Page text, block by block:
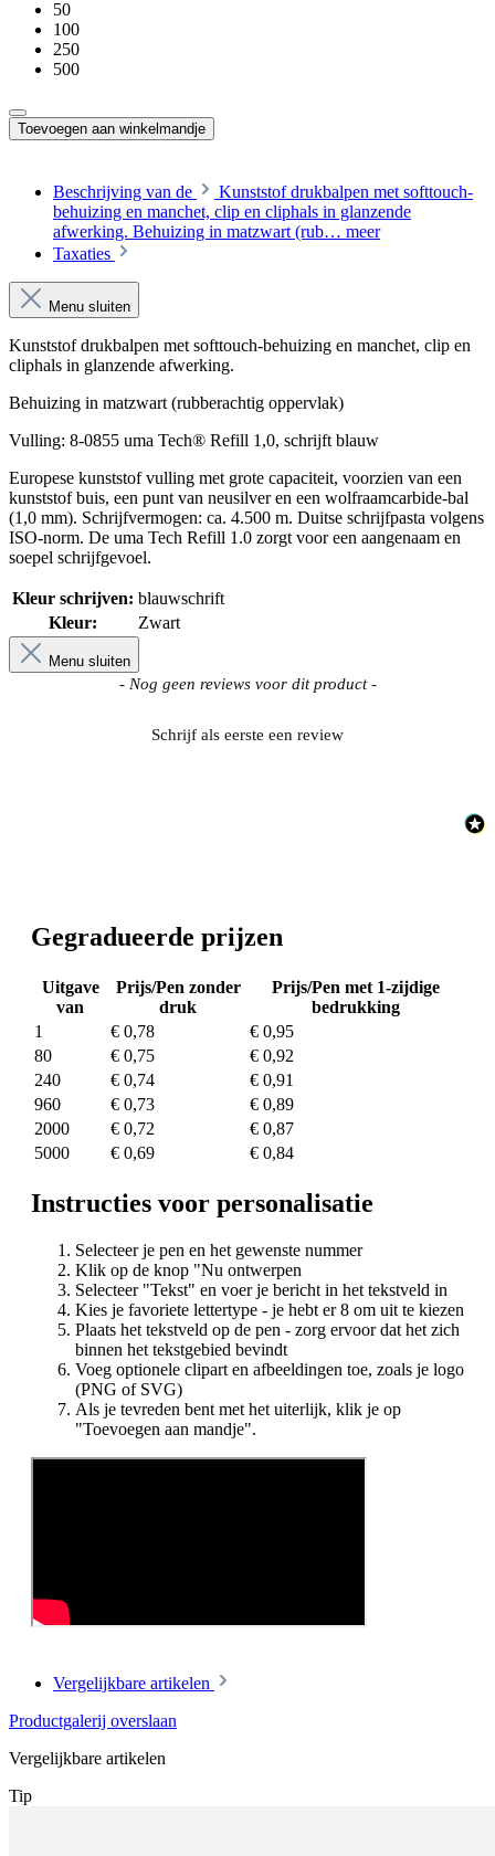
50
100
250
500
Toevoegen aan winkelmandje
Beschrijving van de
Kunststof drukbalpen met softtouch-
behuizing en manchet, clip en cliphals in glanzende
afwerking. Behuizing in matzwart (rub… meer
Taxaties
Menu sluiten
Kunststof drukbalpen met softtouch-behuizing en manchet, clip en
cliphals in glanzende afwerking.
Behuizing in matzwart (rubberachtig oppervlak)
Vulling: 8-0855 uma Tech® Refill 1,0, schrijft blauw
Europese kunststof vulling met grote capaciteit, voorzien van een
kunststof buis, een punt van neusilver en een wolfraamcarbide-bal
(1,0 mm). Schrijfvermogen: ca. 4.500 m. Duitse schrijfpasta volgens
ISO-norm. De uma Tech Refill 1.0 zorgt voor een aangenaam en
soepel schrijfgevoel.
Kleur schrijven: blauwschrift
Kleur:
Zwart
Menu sluiten
- Nog geen reviews voor dit product -
Schrijf als eerste een review
New content loaded
Gegradueerde prijzen
Uitgave
van
Prijs/Pen zonder
druk
Prijs/Pen met 1-zijdige
bedrukking
1
€ 0,78
€ 0,95
80
€ 0,75
€ 0,92
240
€ 0,74
€ 0,91
960
€ 0,73
€ 0,89
2000
€ 0,72
€ 0,87
5000
€ 0,69 € 0,84
Instructies voor personalisatie
Selecteer je pen en het gewenste nummer
Klik op de knop "Nu ontwerpen
Selecteer "Tekst" en voer je bericht in het tekstveld in
Kies je favoriete lettertype - je hebt er 8 om uit te kiezen
Plaats het tekstveld op de pen - zorg ervoor dat het zich
binnen het tekstgebied bevindt
Voeg optionele clipart en afbeeldingen toe, zoals je logo
(PNG of SVG)
Als je tevreden bent met het uiterlijk, klik je op
"Toevoegen aan mandje".
Vergelijkbare artikelen
Productgalerij overslaan
Vergelijkbare artikelen
Tip